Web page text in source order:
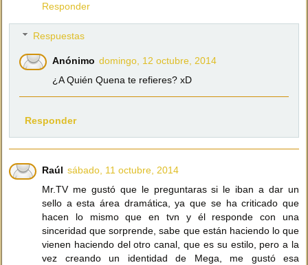
Responder
Respuestas
Anónimo domingo, 12 octubre, 2014
¿A Quién Quena te refieres? xD
Responder
Raúl sábado, 11 octubre, 2014
Mr.TV me gustó que le preguntaras si le iban a dar un
sello a esta área dramática, ya que se ha criticado que
hacen lo mismo que en tvn y él responde con una
sinceridad que sorprende, sabe que están haciendo lo que
vienen haciendo del otro canal, que es su estilo, pero a la
vez creando un identidad de Mega, me gustó esa